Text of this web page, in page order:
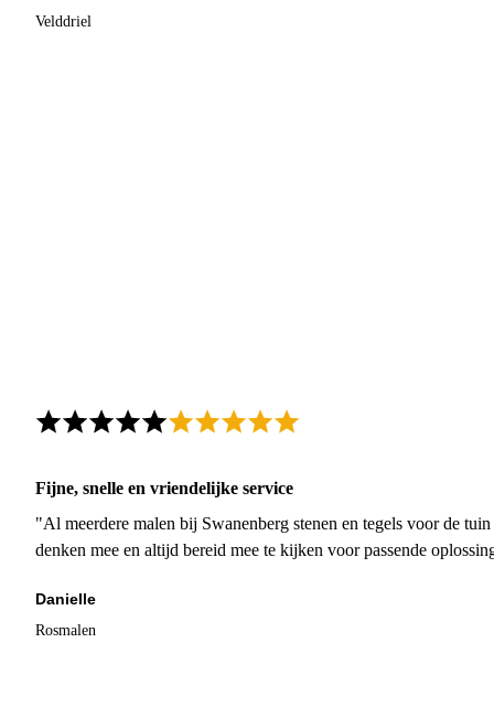
Velddriel
Fijne, snelle en vriendelijke service
"Al meerdere malen bij Swanenberg stenen en tegels voor de
denken mee en altijd bereid mee te kijken voor passende
Danielle
Rosmalen